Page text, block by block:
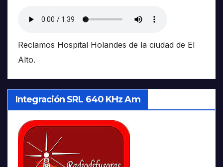
Reclamos Hospital Holandes de la ciudad de El
Alto.
Integración SRL 640 KHz Am